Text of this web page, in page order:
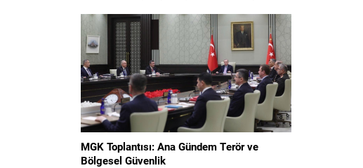
Brent petrol ise yaklaşık 78 dolar civarındaydı.
İran ile Umman arasında varılan ve Hürmüz
üzerinden alternatif bir nakliye...
MGK Toplantısı: Ana Gündem Terör ve
Bölgesel Güvenlik